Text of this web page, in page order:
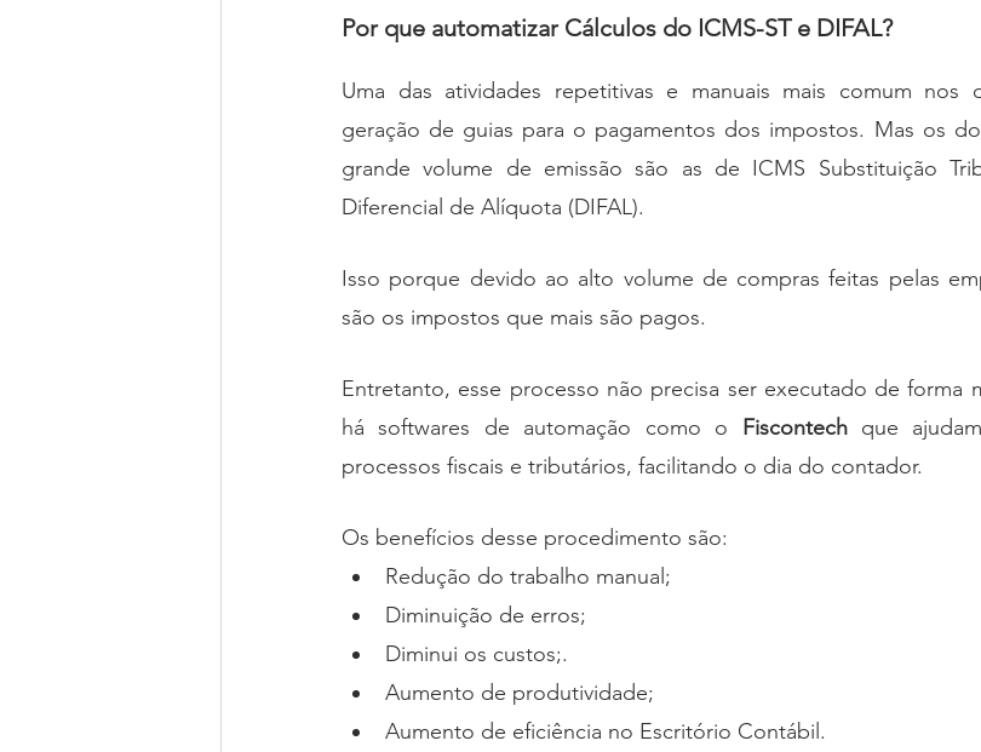
Por que automatizar Cálculos do ICMS-ST e DIFAL?
Uma das atividades repetitivas e manuais mais comum nos
geração de guias para o pagamentos dos impostos. Mas os
grande volume de emissão são as de ICMS Substituição
Diferencial de Alíquota (DIFAL).
Isso porque devido ao alto volume de compras feitas pelas
são os impostos que mais são pagos.
Entretanto, esse processo não precisa ser executado de forma
há softwares de automação como o
Fiscontech que
processos fiscais e tributários, facilitando o dia do contador.
Os benefícios desse procedimento são:
Redução do trabalho manual;
Diminuição de erros;
Diminui os custos;.
Aumento de produtividade;
Aumento de eficiência no Escritório Contábil.